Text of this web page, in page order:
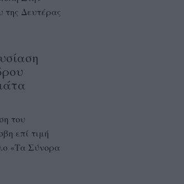
Δευτέρας
του
επί τιμή
«Τα Σύνορα